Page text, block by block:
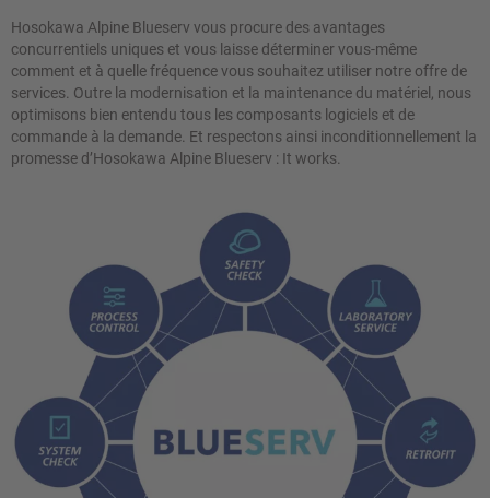
Hosokawa Alpine Blueserv vous procure des avantages
concurrentiels uniques et vous laisse déterminer vous-même
comment et à quelle fréquence vous souhaitez utiliser notre offre de
services. Outre la modernisation et la maintenance du matériel, nous
optimisons bien entendu tous les composants logiciels et de
commande à la demande. Et respectons ainsi inconditionnellement la
promesse d’Hosokawa Alpine Blueserv : It works.